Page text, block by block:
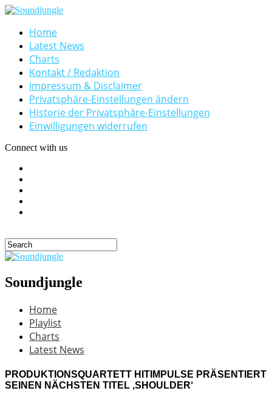
Home
Latest News
Charts
Kontakt / Redaktion
Impressum & Disclaimer
Privatsphäre-Einstellungen ändern
Historie der Privatsphäre-Einstellungen
Einwilligungen widerrufen
Connect with us
Soundjungle
Home
Playlist
Charts
Latest News
PRODUKTIONSQUARTETT HITIMPULSE PRÄSENTIERT
SEINEN NÄCHSTEN TITEL ‚SHOULDER‘